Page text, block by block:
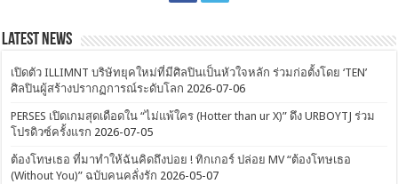
Latest News
เปิดตัว ILLIMNT บริษัทยุคใหม่ที่มีศิลปินเป็นหัวใจหลัก ร่วมก่อตั้งโดย ‘TEN’
ศิลปินผู้สร้างปรากฏการณ์ระดับโลก 2026-07-06
PERSES เปิดเกมสุดเดือดใน “ไม่แพ้ใคร (Hotter than ur X)” ดึง URBOYTJ ร่วม
โปรดิวซ์ครั้งแรก 2026-07-05
ต้องโทษเธอ ที่มาทำให้ฉันคิดถึงบ่อย ! ทิกเกอร์ ปล่อย MV “ต้องโทษเธอ
(Without You)” ฉบับคนคลั่งรัก 2026-05-07